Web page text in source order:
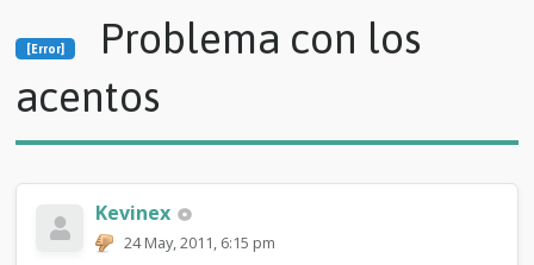
P
r
e
a
[Error]
Problema con los
acentos
Kevinex
24 May, 2011, 6:15 pm